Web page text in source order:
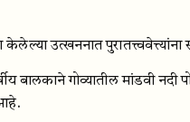
उत्खननात
बालकाने गोव्यातील मांडवी नदी